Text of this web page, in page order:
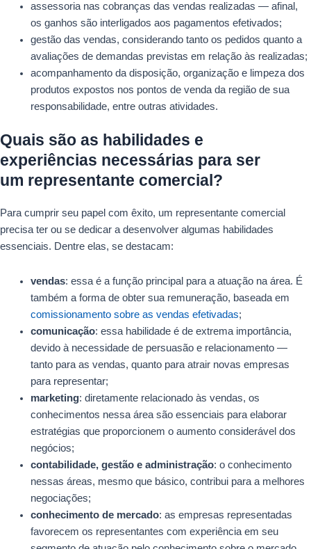
assessoria nas cobranças das vendas realizadas — afinal,
os ganhos são interligados aos pagamentos efetivados;
gestão das vendas, considerando tanto os pedidos quanto a
avaliações de demandas previstas em relação às realizadas;
acompanhamento da disposição, organização e limpeza dos
produtos expostos nos pontos de venda da região de sua
responsabilidade, entre outras atividades.
Quais são as habilidades e
experiências necessárias para ser
um representante comercial?
Para cumprir seu papel com êxito, um representante comercial
precisa ter ou se dedicar a desenvolver algumas habilidades
essenciais. Dentre elas, se destacam:
vendas: essa é a função principal para a atuação na área. É
também a forma de obter sua remuneração, baseada em
comissionamento sobre as vendas efetivadas;
comunicação: essa habilidade é de extrema importância,
devido à necessidade de persuasão e relacionamento —
tanto para as vendas, quanto para atrair novas empresas
para representar;
marketing: diretamente relacionado às vendas, os
conhecimentos nessa área são essenciais para elaborar
estratégias que proporcionem o aumento considerável dos
negócios;
contabilidade, gestão e administração: o conhecimento
nessas áreas, mesmo que básico, contribui para a melhores
negociações;
conhecimento de mercado: as empresas representadas
favorecem os representantes com experiência em seu